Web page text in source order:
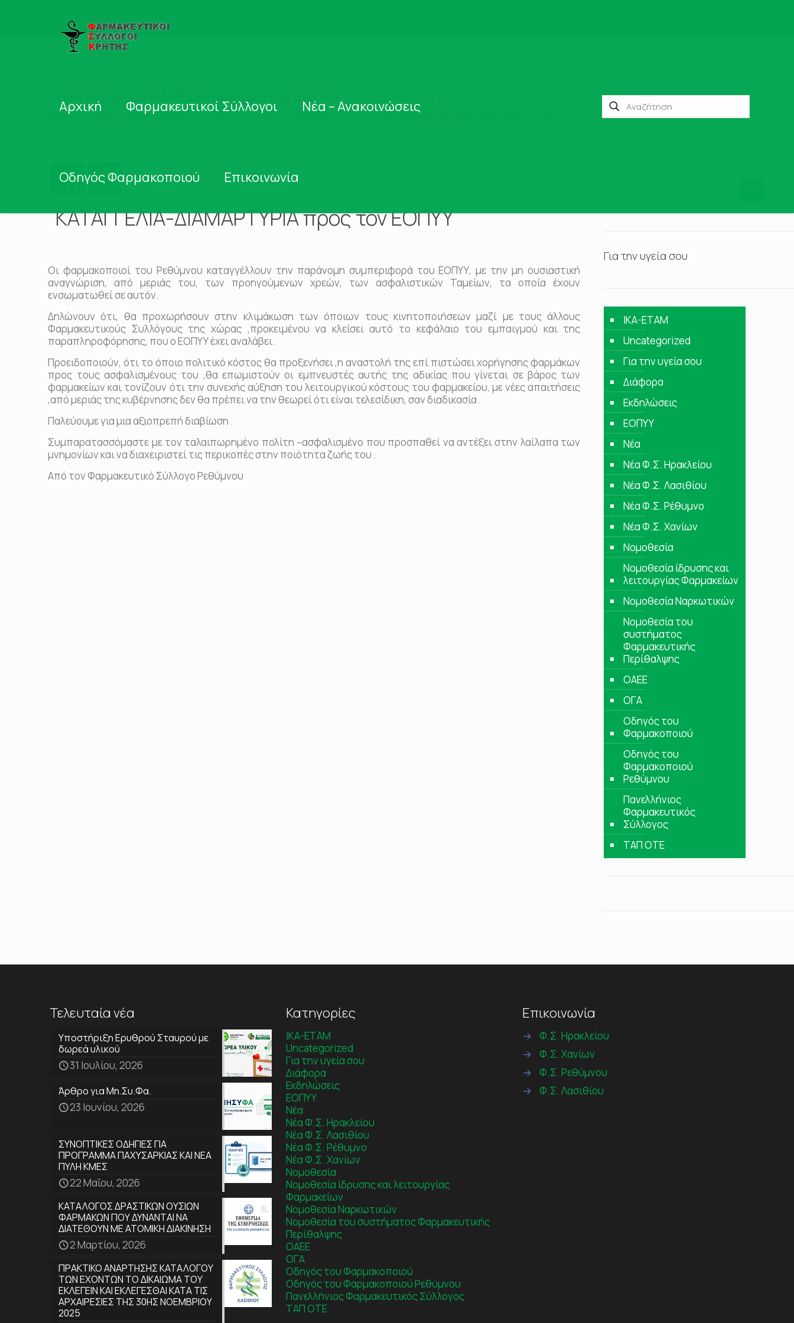
Αρχική Φαρμακευτικοί Σύλλογοι Νέα – Ανακοινώσεις
Οδηγός Φαρμακοποιού Επικοινωνία
ΚΑΤΑΓΓΕΛΙΑ-ΔΙΑΜΑΡΤΥΡΙΑ προς τον ΕΟΠΥΥ
Αρχική Νέα – Ανακοινώσεις Νέα Νέα Φ.Σ. Ρέθυμνο ΚΑΤΑΓΓΕΛΙΑ-ΔΙΑΜΑΡΤΥΡΙΑ προς τον ΕΟΠΥΥ
ΚΑΤΑΓΓΕΛΙΑ-ΔΙΑΜΑΡΤΥΡΙΑ προς τον ΕΟΠΥΥ
Οι φαρμακοποιοί του Ρεθύμνου καταγγέλλουν την παράνομη συμπεριφορά του ΕΟΠΥΥ, με την μη ουσιαστική
αναγνώριση, από μεριάς του, των προηγούμενων χρεών, των ασφαλιστικών Ταμείων, τα οποία έχουν
ενσωματωθεί σε αυτόν.
Δηλώνουν ότι, θα προχωρήσουν στην κλιμάκωση των όποιων τους κινητοποιήσεων μαζί με τους άλλους
Φαρμακευτικούς Συλλόγους της χώρας ,προκειμένου να κλείσει αυτό το κεφάλαιο του εμπαιγμού και της
παραπληροφόρησης, που ο ΕΟΠΥΥ έχει αναλάβει.
Προειδοποιούν, ότι το όποιο πολιτικό κόστος θα προξενήσει ,η αναστολή της επί πιστώσει χορήγησης φαρμάκων
προς τους ασφαλισμένους του ,θα επωμιστούν οι εμπνευστές αυτής της αδικίας που γίνεται σε βάρος των
φαρμακείων και τονίζουν ότι την συνεχής αύξηση του λειτουργικού κόστους του φαρμακείου, με νέες απαιτήσεις
,από μεριάς της κυβέρνησης δεν θα πρέπει να την θεωρεί ότι είναι τελεσίδικη, σαν διαδικασία .
Παλεύουμε για μια αξιοπρεπή διαβίωση .
Συμπαρατασσόμαστε με τον ταλαιπωρημένο πολίτη –ασφαλισμένο που προσπαθεί να αντέξει στην λαίλαπα των
μνημονίων και να διαχειριστεί τις περικοπές στην ποιότητα ζωής του .
Από τον Φαρμακευτικό Σύλλογο Ρεθύμνου
Για την υγεία σου
IKA-ETAM
Uncategorized
Για την υγεία σου
Διάφορα
Εκδηλώσεις
ΕΟΠΥΥ
Νέα
Νέα Φ.Σ. Ηρακλείου
Νέα Φ.Σ. Λασιθίου
Νέα Φ.Σ. Ρέθυμνο
Νέα Φ.Σ. Χανίων
Νομοθεσία
Νομοθεσία ίδρυσης και
λειτουργίας Φαρμακείων
Νομοθεσία Ναρκωτικών
Νομοθεσία του
συστήματος
Φαρμακευτικής
Περίθαλψης
ΟΑΕΕ
ΟΓΑ
Οδηγός του
Φαρμακοποιού
Οδηγός του
Φαρμακοποιού
Ρεθύμνου
Πανελλήνιος
Φαρμακευτικός
Σύλλογος
ΤΑΠ ΟΤΕ
Τελευταία νέα
Υποστήριξη Ερυθρού Σταυρού με
δωρεά υλικού
31 Ιουλίου, 2026
Άρθρο για Μη.Συ.Φα.
23 Ιουνίου, 2026
ΣΥΝΟΠΤΙΚΕΣ ΟΔΗΓΙΕΣ ΓΙΑ
ΠΡΟΓΡΑΜΜΑ ΠΑΧΥΣΑΡΚΙΑΣ ΚΑΙ ΝΕΑ
ΠΥΛΗ ΚΜΕΣ
22 Μαΐου, 2026
ΚΑΤΑΛΟΓΟΣ ΔΡΑΣΤΙΚΩΝ ΟΥΣΙΩΝ
ΦΑΡΜΑΚΩΝ ΠΟΥ ΔΥΝΑΝΤΑΙ ΝΑ
ΔΙΑΤΕΘΟΥΝ ΜΕ ΑΤΟΜΙΚΗ ΔΙΑΚΙΝΗΣΗ
2 Μαρτίου, 2026
ΠΡΑΚΤΙΚΟ ΑΝΑΡΤΗΣΗΣ ΚΑΤΑΛΟΓΟΥ
ΤΩΝ ΕΧΟΝΤΩΝ ΤΟ ΔΙΚΑΙΩΜΑ ΤΟΥ
ΕΚΛΕΓΕΙΝ ΚΑΙ ΕΚΛΕΓΕΣΘΑΙ ΚΑΤΑ ΤΙΣ
ΑΡΧΑΙΡΕΣΙΕΣ ΤΗΣ 30ΗΣ ΝΟΕΜΒΡΙΟΥ
2025
Κατηγορίες
IKA-ETAM
Uncategorized
Για την υγεία σου
Διάφορα
Εκδηλώσεις
ΕΟΠΥΥ
Νέα
Νέα Φ.Σ. Ηρακλείου
Νέα Φ.Σ. Λασιθίου
Νέα Φ.Σ. Ρέθυμνο
Νέα Φ.Σ. Χανίων
Νομοθεσία
Νομοθεσία ίδρυσης και λειτουργίας
Φαρμακείων
Νομοθεσία Ναρκωτικών
Νομοθεσία του συστήματος Φαρμακευτικής
Περίθαλψης
ΟΑΕΕ
ΟΓΑ
Οδηγός του Φαρμακοποιού
Οδηγός του Φαρμακοποιού Ρεθύμνου
Πανελλήνιος Φαρμακευτικός Σύλλογος
ΤΑΠ ΟΤΕ
Επικοινωνία
→
Φ.Σ. Ηρακλείου
→
Φ.Σ. Χανίων
→
Φ.Σ. Ρεθύμνου
→
Φ.Σ. Λασιθίου